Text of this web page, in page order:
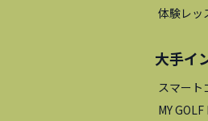
体験レッ
大手イ
スマート
MY